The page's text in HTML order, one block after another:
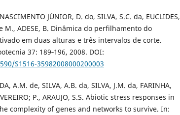
JÚNIOR, D. do, SILVA, S.C. da, EUCLIDES,
M., ADESE, B. Dinâmica do perfilhamento do
em duas alturas e três intervalos de corte.
37: 189‑196, 2008. DOI:
S1516-35982008000200003
A.M. de, SILVA, A.B. da, SILVA, J.M. da, FARINHA,
P., ARAUJO, S.S. Abiotic stress responses in
complexity of genes and networks to survive. In: